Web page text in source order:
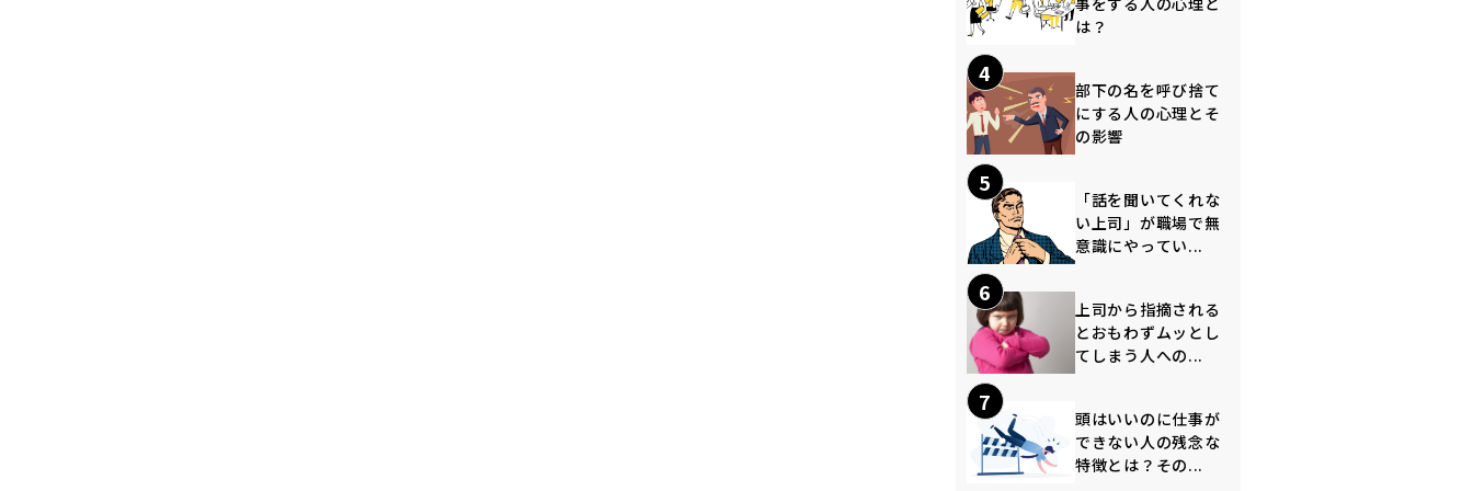
は？
4
部下の名を呼び捨て
にする人の心理とそ
の影響
5
「話を聞いてくれな
い上司」が職場で無
意識にやってい...
6
上司から指摘される
とおもわずムッとし
てしまう人への...
7
頭はいいのに仕事が
できない人の残念な
特徴とは？その...